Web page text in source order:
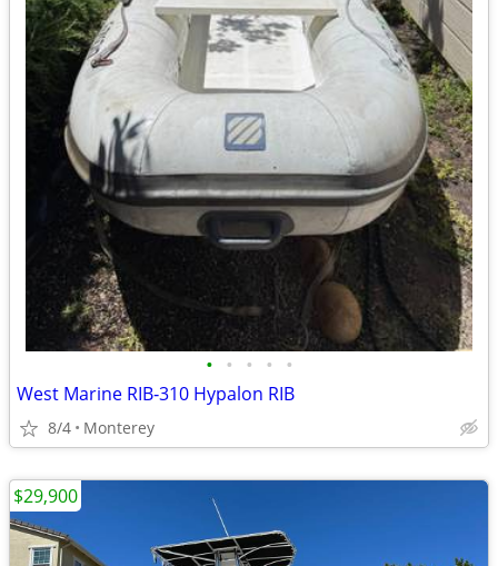
• • • • •
West Marine RIB‑310 Hypalon RIB
8/4 Monterey
$29,900